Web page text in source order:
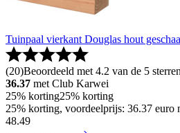
Tuinpaal vierkant Douglas hout
(20)Beoordeeld met 4.2 van de 5
36.37 met Club Karwei
25% korting25% korting
25% korting, voordeelprijs: 36.37 euro
48.49